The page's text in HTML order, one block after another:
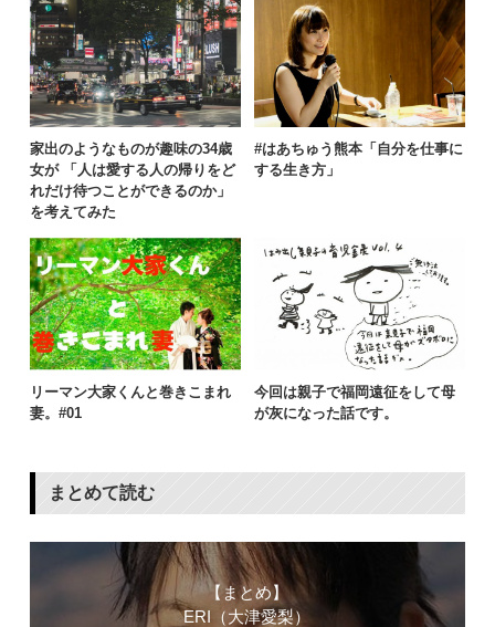
家出のようなものが趣味の34歳
女が 「人は愛する人の帰りをど
れだけ待つことができるのか」
を考えてみた
#はあちゅう熊本「自分を仕事に
する生き方」
リーマン大家くんと巻きこまれ
妻。#01
今回は親子で福岡遠征をして母
が灰になった話です。
まとめて読む
【まとめ】
ERI（大津愛梨）